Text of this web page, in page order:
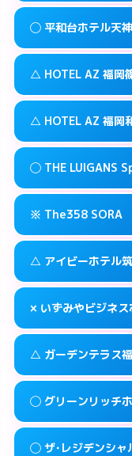
info このホテル
info このホテル
案内方法: 女性
smartphone 092-761-
map 福岡市中
info このホテル
案内方法: 状況
smartphone 092-741-
map 福岡市中
info このホテル
◯ 平和台ホテル天神
案内方法: 女性
smartphone 092-737-
map 福岡市中
info このホテル
△ HOTEL AZ 福岡
案内方法:状況
smartphone 092-947-
map 糟屋郡篠
info このホテル
△ HOTEL AZ 福岡
案内方法:状況
smartphone 092-605-
map 福岡市東
info このホテル
◯ THE LUIGANS
案内方法: 女性
smartphone 092-603-
map 福岡市東
info このホテル
※ The358 SORA
案内方法:
合わせ。
info このホテル
△ アイビーホテル
案内方法:状況
smartphone 092-920-
map 筑紫野市
info このホテル
× いずみやビジネス
案内方法:
派
smartphone 070-
map 福岡市西
△ ガーデンテラス
案内方法: 状
◯ グリーンリッチ
◯ ザ･レジデンシャ